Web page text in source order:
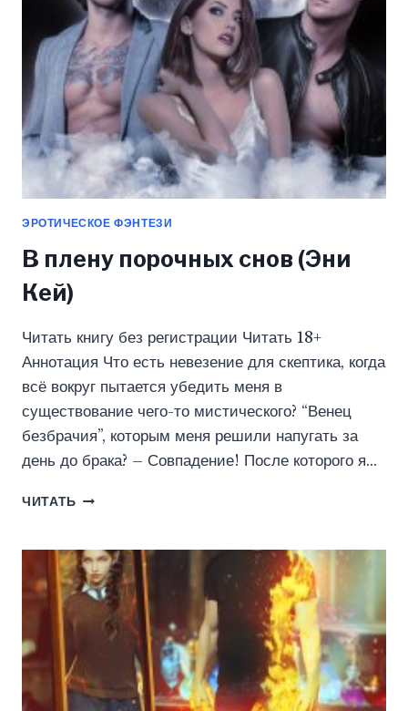
КЕЙ)
ЭРОТИЧЕСКОЕ ФЭНТЕЗИ
В плену порочных снов (Эни
Кей)
Читать книгу без регистрации Читать 18+
Аннотация Что есть невезение для скептика, когда
всё вокруг пытается убедить меня в
существование чего-то мистического? “Венец
безбрачия”, которым меня решили напугать за
день до брака? – Совпадение! После которого я…
ЧИТАТЬ В
СНОВ
(ЭНИ
КЕЙ)